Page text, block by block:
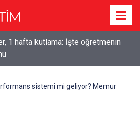
1 hafta kutlama: İşte öğretmenin
sistemi mi geliyor? Memur